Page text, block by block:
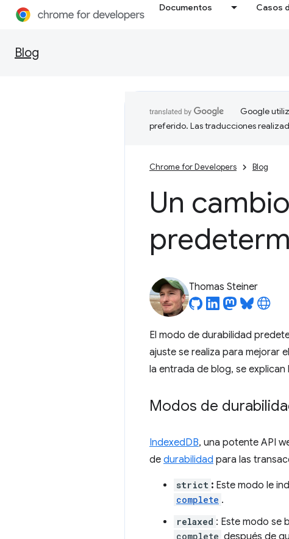
Documentos Casos
Blog
Google
preferido. Las traducciones
Chrome for Developers Blog
Un
Thomas Steiner
El modo de durabilidad
ajuste se realiza para mejorar
la entrada de blog, se
Modos de
IndexedDB, una potente API
de durabilidad para las
strict : Este modo le
complete .
relaxed : Este modo se
complete después de